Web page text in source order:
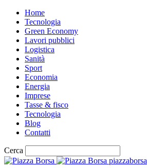
Home
Tecnologia
Green Economy
Lavori pubblici
Logistica
Sanità
Sport
Economia
Energia
Imprese
Tasse & fisco
Tecnologia
Blog
Contatti
Cerca
piazzaborsa